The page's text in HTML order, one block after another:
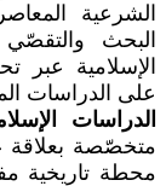
الشرعية
البحث
الإسلامية عبر
على الدراسات
الدراسات
متخصّصة بعلاقة
محطة تاريخية